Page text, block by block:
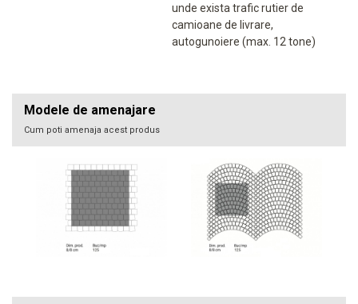
unde exista trafic rutier de
camioane de livrare,
autogunoiere (max. 12 tone)
Modele de amenajare
Cum poti amenaja acest produs